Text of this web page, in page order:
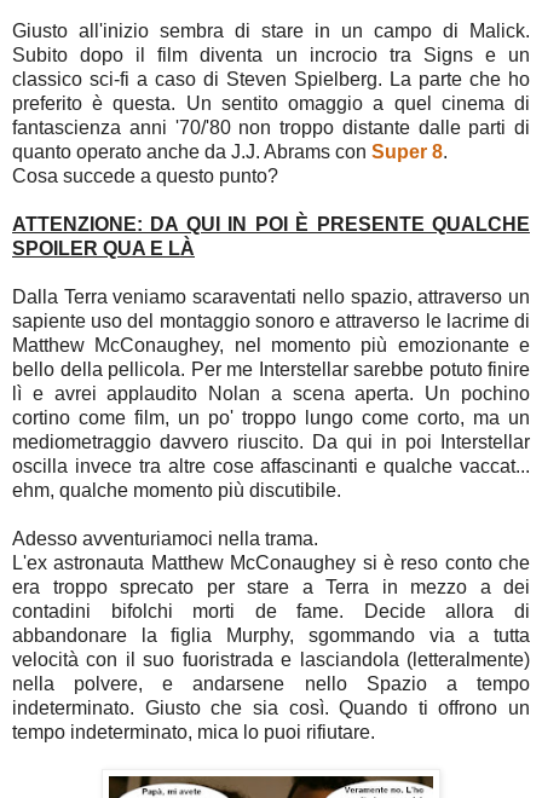
Giusto all'inizio sembra di stare in un campo di Malick.
Subito dopo il film diventa un incrocio tra Signs e un
classico sci-fi a caso di Steven Spielberg. La parte che ho
preferito è questa. Un sentito omaggio a quel cinema di
fantascienza anni '70/'80 non troppo distante dalle parti di
quanto operato anche da J.J. Abrams con Super 8.
Cosa succede a questo punto?
ATTENZIONE: DA QUI IN POI È PRESENTE QUALCHE
SPOILER QUA E LÀ
Dalla Terra veniamo scaraventati nello spazio, attraverso un
sapiente uso del montaggio sonoro e attraverso le lacrime di
Matthew McConaughey, nel momento più emozionante e
bello della pellicola. Per me Interstellar sarebbe potuto finire
lì e avrei applaudito Nolan a scena aperta. Un pochino
cortino come film, un po' troppo lungo come corto, ma un
mediometraggio davvero riuscito. Da qui in poi Interstellar
oscilla invece tra altre cose affascinanti e qualche vaccat...
ehm, qualche momento più discutibile.
Adesso avventuriamoci nella trama.
L'ex astronauta Matthew McConaughey si è reso conto che
era troppo sprecato per stare a Terra in mezzo a dei
contadini bifolchi morti de fame. Decide allora di
abbandonare la figlia Murphy, sgommando via a tutta
velocità con il suo fuoristrada e lasciandola (letteralmente)
nella polvere, e andarsene nello Spazio a tempo
indeterminato. Giusto che sia così. Quando ti offrono un
tempo indeterminato, mica lo puoi rifiutare.